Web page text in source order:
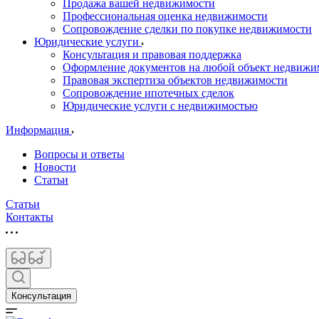
Продажа вашей недвижимости
Профессиональная оценка недвижимости
Сопровождение сделки по покупке недвижимости
Юридические услуги
Консультация и правовая поддержка
Оформление документов на любой объект
Правовая экспертиза объектов недвижимости
Сопровождение ипотечных сделок
Юридические услуги с недвижимостью
Информация
Вопросы и ответы
Новости
Статьи
Статьи
Контакты
Консультация